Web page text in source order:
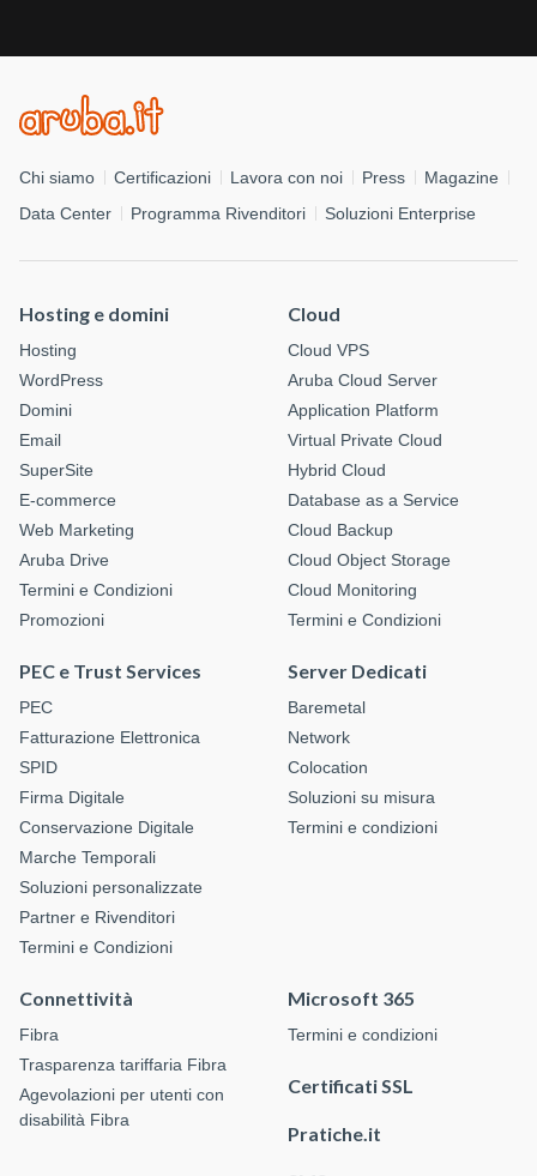
Chi siamo Certificazioni Lavora con noi Press
Magazine
Data Center
Programma Rivenditori Soluzioni Enterprise
Hosting e domini
Hosting
WordPress
Domini
Email
SuperSite
E-commerce
Web Marketing
Aruba Drive
Termini e Condizioni
Promozioni
Cloud
Cloud VPS
Aruba Cloud Server
Application Platform
Virtual Private Cloud
Hybrid Cloud
Database as a Service
Cloud Backup
Cloud Object Storage
Cloud Monitoring
Termini e Condizioni
PEC e Trust Services
PEC
Fatturazione Elettronica
SPID
Firma Digitale
Conservazione Digitale
Marche Temporali
Soluzioni personalizzate
Partner e Rivenditori
Termini e Condizioni
Server Dedicati
Baremetal
Network
Colocation
Soluzioni su misura
Termini e condizioni
Connettività
Fibra
Trasparenza tariffaria Fibra
Agevolazioni per utenti con
disabilità Fibra
Microsoft 365
Termini e condizioni
Certificati SSL
Pratiche.it